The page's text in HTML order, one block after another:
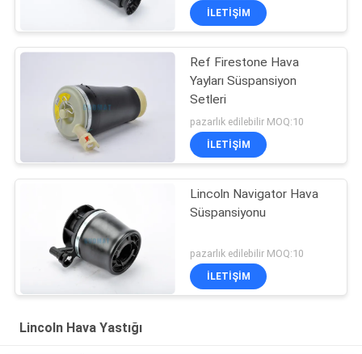
İLETIŞIM
Ref Firestone Hava
Yayları Süspansiyon
Setleri
pazarlık edilebilir MOQ:10
İLETIŞIM
Lincoln Navigator Hava
Süspansiyonu
pazarlık edilebilir MOQ:10
İLETIŞIM
Lincoln Hava Yastığı